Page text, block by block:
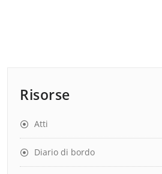
Risorse
Atti
Diario di bordo